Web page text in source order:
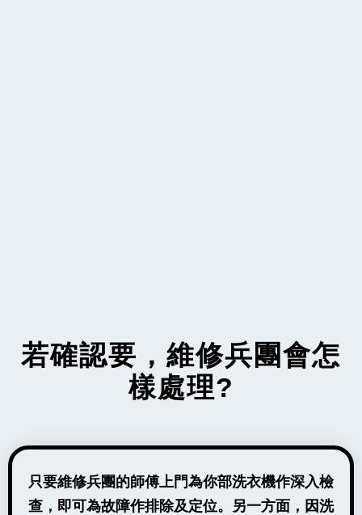
若確認要，維修兵團會怎
樣處理?
只要維修兵團的師傅上門為你部洗衣機作深入檢
查，即可為故障作排除及定位。另一方面，因洗